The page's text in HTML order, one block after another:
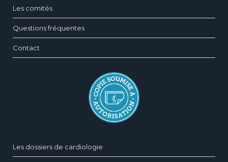
Les comités
Questions fréquentes
Contact
Les dossiers de cardiologie